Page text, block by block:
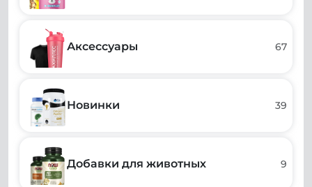
Аксессуары 67
Новинки 39
Добавки для животных 9